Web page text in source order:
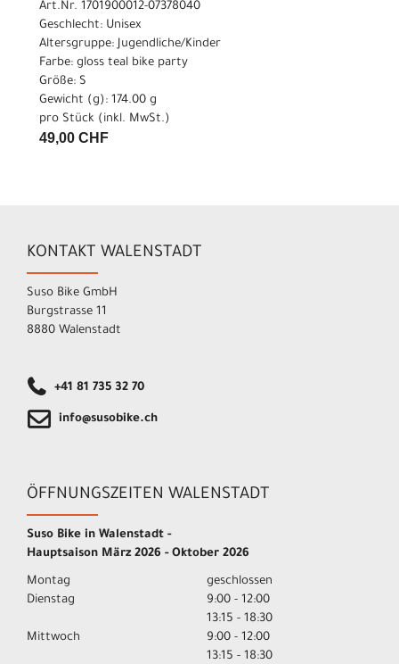
Art.Nr. 1701900012-07378040
Geschlecht: Unisex
Altersgruppe: Jugendliche/Kinder
Farbe: gloss teal bike party
Größe: S
Gewicht (g): 174.00 g
pro Stück (inkl. MwSt.)
49,00 CHF
KONTAKT WALENSTADT
Suso Bike GmbH
Burgstrasse 11
8880 Walenstadt
+41 81 735 32 70
info@susobike.ch
ÖFFNUNGSZEITEN WALENSTADT
Suso Bike in Walenstadt -
Hauptsaison März 2026 - Oktober 2026
Montag
geschlossen
Dienstag
9:00 - 12:00
13:15 - 18:30
Mittwoch
9:00 - 12:00
13:15 - 18:30